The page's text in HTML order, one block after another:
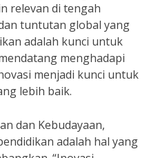
relevan di tengah
tuntutan global yang
adalah kunci untuk
menghadapi
menjadi kunci untuk
lebih baik.
dan Kebudayaan,
adalah hal yang